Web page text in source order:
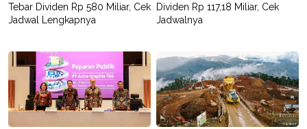
Tebar Dividen Rp 580 Miliar, Cek
Jadwal Lengkapnya
Dividen Rp 117,18 Miliar, Cek
Jadwalnya